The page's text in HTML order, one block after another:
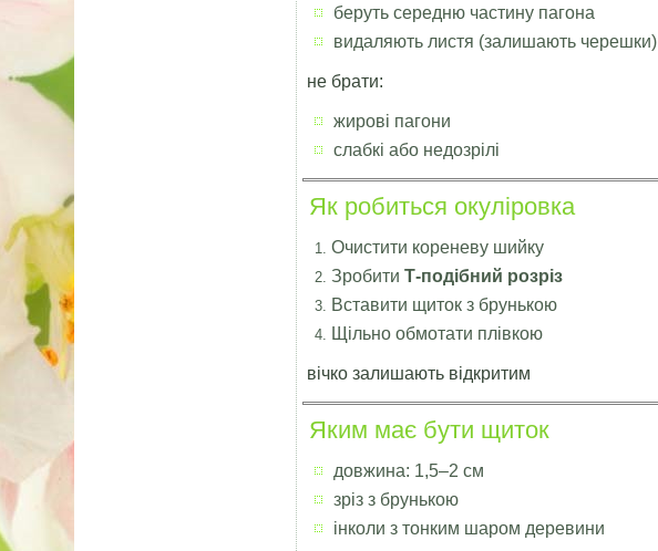
беруть середню частину пагона
видаляють листя (залишають черешки)
не брати:
жирові пагони
слабкі або недозрілі
Як робиться окуліровка
Очистити кореневу шийку
ЗробитиТ-подібний розріз
Вставити щиток з брунькою
Щільно обмотати плівкою
вічко залишають відкритим
Яким має бути щиток
довжина: 1,5–2 см
зріз з брунькою
інколи з тонким шаром деревини